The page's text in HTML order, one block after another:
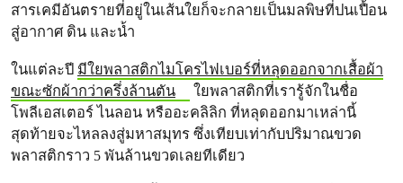
สารเคมีอันตรายที่อยู่ในเส้นใยก็จะกลายเป็นมลพิษที่ปนเปื้อน
สู่อากาศ ดิน และน้ำ
ในแต่ละปี มีใยพลาสติกไมโครไฟเบอร์ที่หลุดออกจากเสื้อผ้า
ขณะซักผ้ากว่าครึ่งล้านตัน
ใยพลาสติกที่เรารู้จักในชื่อ
โพลีเอสเตอร์ ไนลอน หรืออะคลิลิก ที่หลุดออกมาเหล่านี้
สุดท้ายจะไหลลงสู่มหาสมุทร ซึ่งเทียบเท่ากับปริมาณขวด
พลาสติกราว 5 พันล้านขวดเลยทีเดียว